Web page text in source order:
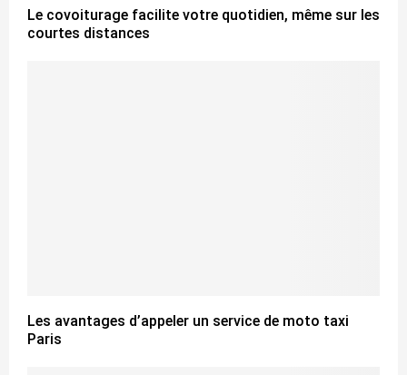
Le covoiturage facilite votre quotidien, même sur les
courtes distances
Les avantages d’appeler un service de moto taxi
Paris